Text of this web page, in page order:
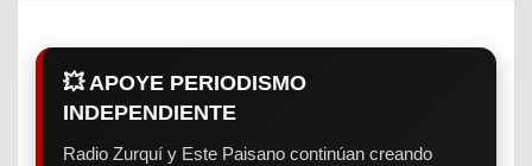
💥 APOYE PERIODISMO
INDEPENDIENTE
Radio Zurquí y Este Paisano continúan creando